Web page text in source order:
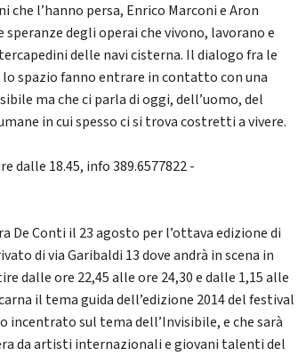
l’hanno persa, Enrico Marconi e Aron
degli operai che vivono, lavorano e
delle navi cisterna. Il dialogo fra le
spazio fanno entrare in contatto con una
ma che ci parla di oggi, dell’uomo, del
in cui spesso ci si trova costretti a vivere.
dalle 18.45, info 389.6577822 -
De Conti il 23 agosto per l’ottava edizione di
di via Garibaldi 13 dove andrà in scena in
dalle ore 22,45 alle ore 24,30 e dalle 1,15 alle
il tema guida dell’edizione 2014 del festival
incentrato sul tema dell’Invisibile, e che sarà
da artisti internazionali e giovani talenti del